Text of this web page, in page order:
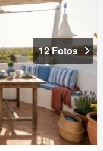
12 Fotos